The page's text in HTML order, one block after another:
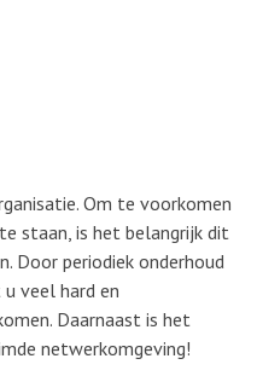
Om te voorkomen
staan, is het belangrijk dit
Door periodiek onderhoud
veel hard en
Daarnaast is het
netwerkomgeving!